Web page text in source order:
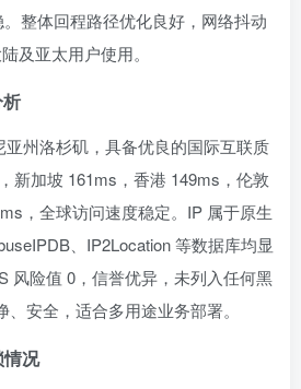
整体回程路径优化良好，网络抖动
及亚太用户使用。
州洛杉矶，具备优良的国际互联质
新加坡 161ms，香港 149ms，伦敦
，全球访问速度稳定。IP 属于原生
、IP2Location 等数据库均显
风险值 0，信誉优异，未列入任何黑
安全，适合多用途业务部署。
况